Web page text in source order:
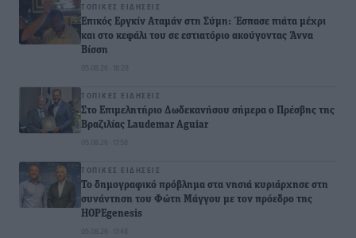
ΤΟΠΙΚΈΣ ΕΙΔΉΣΕΙΣ
Επικός Εργκίν Αταμάν στη Σύμη: Έσπασε πιάτα μέχρι
και στο κεφάλι του σε εστιατόριο ακούγοντας Άννα
Βίσση
05.08.26 · 18:28
ΤΟΠΙΚΈΣ ΕΙΔΉΣΕΙΣ
Στο Επιμελητήριο Δωδεκανήσου σήμερα ο Πρέσβης της
Βραζιλίας Laudemar Aguiar
05.08.26 · 17:58
ΤΟΠΙΚΈΣ ΕΙΔΉΣΕΙΣ
To δημογραφικό πρόβλημα στα νησιά κυριάρχησε στη
συνάντηση του Φώτη Μάγγου με τον πρόεδρο της
HOPEgenesis
05.08.26 · 17:48